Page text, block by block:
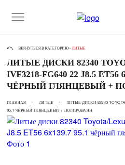
ВЕРНУТЬСЯ В КАТЕГОРИЮ - ЛИТЫЕ
ЛИТЫЕ ДИСКИ 82340
IVF3218-FG640 22 J8.5 ET56
ЧЁРНЫЙ ГЛЯНЦЕВЫЙ +
ГЛАВНАЯ ЛИТЫЕ
ЛИТЫЕ ДИСКИ 82340 TOYOTA/
95.1 ЧЁРНЫЙ ГЛЯНЦЕВЫЙ + ПОЛИРОВАНН